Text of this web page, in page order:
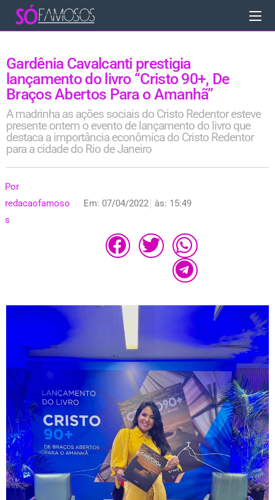
Gardênia Cavalcanti prestigia
lançamento do livro “Cristo 90+, De
Braços Abertos Para o Amanhã”
A madrinha as ações sociais do Cristo Redentor esteve
presente ontem o evento de lançamento do livro que
destaca a importância econômica do Cristo Redentor
para a cidade do Rio de Janeiro
Por
redacaofamoso
s
Em: 07/04/2022 às: 15:49